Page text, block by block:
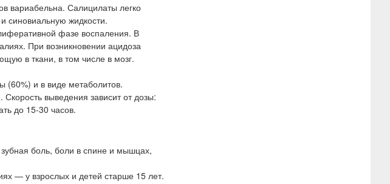
вариабельна. Салицилаты легко
синовиальную жидкости.
фазе воспаления. В
При возникновении ацидоза
в ткани, в том числе в мозг.
(60%) и в виде метаболитов.
выведения зависит от дозы:
до 15-30 часов.
боль, боли в спине и мышцах,
— у взрослых и детей старше 15 лет.